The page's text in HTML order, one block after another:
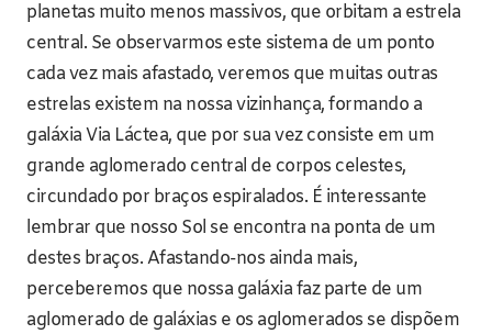
planetas muito menos massivos, que orbitam a estrela
central. Se observarmos este sistema de um ponto
cada vez mais afastado, veremos que muitas outras
estrelas existem na nossa vizinhança, formando a
galáxia Via Láctea, que por sua vez consiste em um
grande aglomerado central de corpos celestes,
circundado por braços espiralados. É interessante
lembrar que nosso Sol se encontra na ponta de um
destes braços. Afastando-nos ainda mais,
perceberemos que nossa galáxia faz parte de um
aglomerado de galáxias e os aglomerados se dispõem